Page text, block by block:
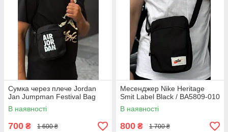
Сумка через плече Jordan
Jan Jumpman Festival Bag
В наявності
700 ₴ 1 600 ₴
Месенджер Nike Heritage
Smit Label Black / BA5809-010
В наявності
800 ₴ 1 700 ₴